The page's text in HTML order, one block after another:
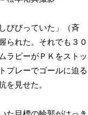
びびっていた」（斉
られた。それでも３０
ラピーがＰＫをストッ
プレーでゴールに迫る
を見せた。